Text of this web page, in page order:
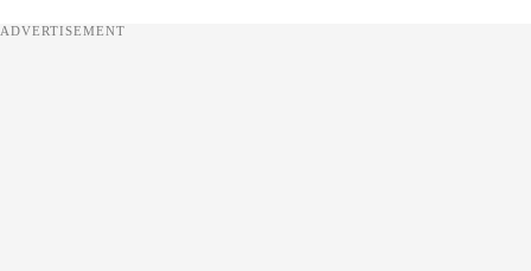
ADVERTISEMENT